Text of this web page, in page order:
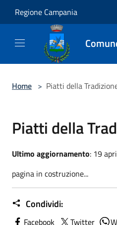
Regione Campania
Home > Piatti della
Piatti della
Ultimo aggiornamento: 19
pagina in costruzione...
Condividi:
Facebook Twitter